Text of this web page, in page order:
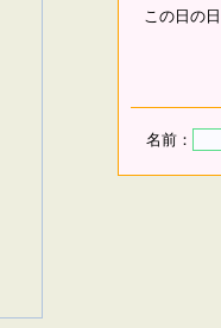
この日の
名前：